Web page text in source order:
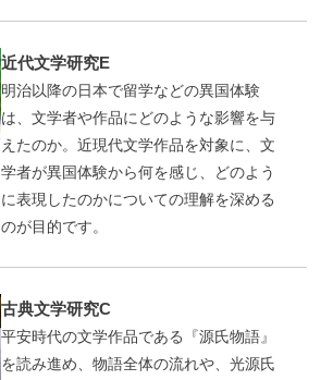
近代文学研究E
明治以降の日本で留学などの異国体験
は、文学者や作品にどのような影響を与
えたのか。近現代文学作品を対象に、文
学者が異国体験から何を感じ、どのよう
に表現したのかについての理解を深める
のが目的です。
古典文学研究C
平安時代の文学作品である『源氏物語』
を読み進め、物語全体の流れや、光源氏